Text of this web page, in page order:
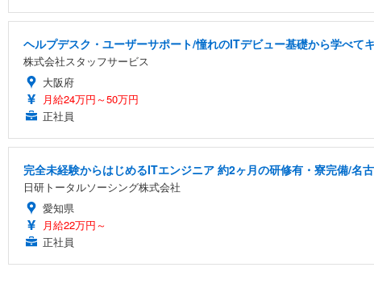
ヘルプデスク・ユーザーサポート/憧れのITデビュー基礎から学べて
株式会社スタッフサービス
大阪府
月給24万円～50万円
正社員
完全未経験からはじめるITエンジニア 約2ヶ月の研修有・寮完備/名
日研トータルソーシング株式会社
愛知県
月給22万円～
正社員